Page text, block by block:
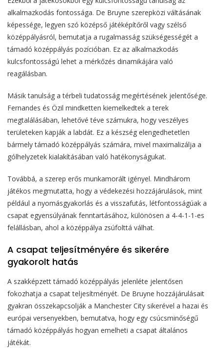
alkalmazkodás fontossága. De Bruyne szerepközi váltásának
képessége, legyen szó középső játéképítőről vagy szélső
középpályásról, bemutatja a rugalmasság szükségességét a
támadó középpályás pozícióban. Ez az alkalmazkodás
kulcsfontosságú lehet a mérkőzés dinamikájára való
reagálásban.
Másik tanulság a térbeli tudatosság megértésének jelentősége.
Fernandes és Özil mindketten kiemelkedtek a terek
megtalálásában, lehetővé téve számukra, hogy veszélyes
területeken kapják a labdát. Ez a készség elengedhetetlen
bármely támadó középpályás számára, mivel maximalizálja a
gólhelyzetek kialakításában való hatékonyságukat.
Továbbá, a szerep erős munkamorált igényel. Mindhárom
játékos megmutatta, hogy a védekezési hozzájárulások, mint
például a nyomásgyakorlás és a visszafutás, létfontosságúak a
csapat egyensúlyának fenntartásához, különösen a 4-4-1-1-es
felállásban, ahol a középpálya zsúfolttá válhat.
A csapat teljesítményére és sikerére
gyakorolt hatás
A szakképzett támadó középpályás jelenléte jelentősen
fokozhatja a csapat teljesítményét. De Bruyne hozzájárulásait
gyakran összekapcsolják a Manchester City sikerével a hazai és
európai versenyekben, bemutatva, hogy egy csúcsminőségű
támadó középpályás hogyan emelheti a csapat általános
játékát.